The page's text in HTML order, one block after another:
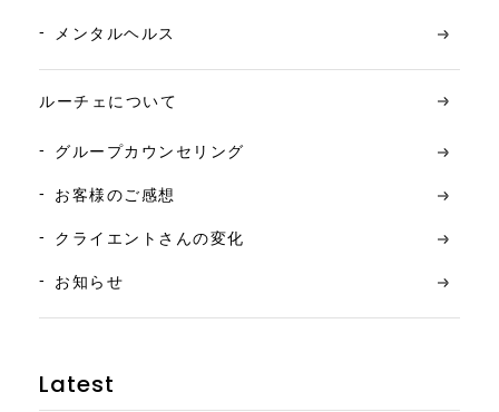
メンタルヘルス
ルーチェについて
グループカウンセリング
お客様のご感想
クライエントさんの変化
お知らせ
Latest